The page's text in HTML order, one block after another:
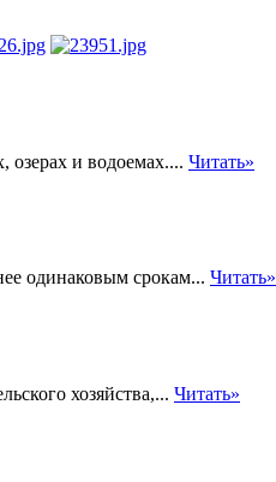
озерах и водоемах.... Читать»
одинаковым срокам... Читать»
хозяйства,... Читать»